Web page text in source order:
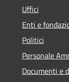
Uffici
Enti e
Politici
Personale
Documenti e